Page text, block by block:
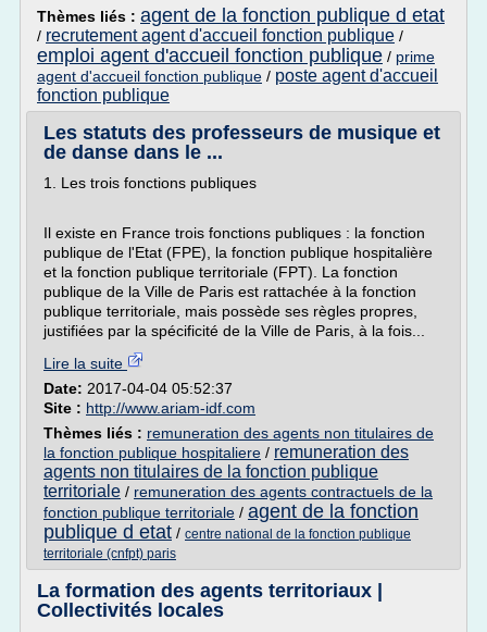
Thèmes liés : agent de la fonction publique d etat
/ recrutement agent d'accueil fonction publique /
emploi agent d'accueil fonction publique / prime
agent d'accueil fonction publique / poste agent d'accueil
fonction publique
Les statuts des professeurs de musique et
de danse dans le ...
1. Les trois fonctions publiques
Il existe en France trois fonctions publiques : la fonction
publique de l'Etat (FPE), la fonction publique hospitalière
et la fonction publique territoriale (FPT). La fonction
publique de la Ville de Paris est rattachée à la fonction
publique territoriale, mais possède ses règles propres,
justifiées par la spécificité de la Ville de Paris, à la fois...
Lire la suite
Date: 2017-04-04 05:52:37
Site : http://www.ariam-idf.com
Thèmes liés : remuneration des agents non titulaires de
la fonction publique hospitaliere / remuneration des
agents non titulaires de la fonction publique
territoriale / remuneration des agents contractuels de la
fonction publique territoriale / agent de la fonction
publique d etat / centre national de la fonction publique
territoriale (cnfpt) paris
La formation des agents territoriaux |
Collectivités locales